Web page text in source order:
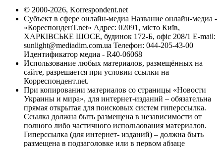
© 2000-2026, Korrespondent.net
Субъект в сфере онлайн-медиа Название онлайн-медиа -
«КореспонденТ.net» Адрес: 02091, місто Київ,
ХАРКІВСЬКЕ ШОСЕ, будинок 172-Б, офіс 208/1 E-mail:
sunlight@mediadim.com.ua Телефон: 044-205-43-00
Идентификатор медиа - R40-06068
Использование любых материалов, размещённых на
сайте, разрешается при условии ссылки на
Корреспондент.net.
При копировании материалов со страницы «Новости
Украины и мира», для интернет-изданий – обязательна
прямая открытая для поисковых систем гиперссылка.
Ссылка должна быть размещена в независимости от
полного либо частичного использования материалов.
Гиперссылка (для интернет- изданий) – должна быть
размещена в подзаголовке или в первом абзаце